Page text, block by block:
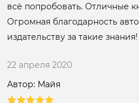
всё попробовать. Отличные
Огромная благодарность
издательству за такие знания!
22 апреля 2020
Автор: Майя